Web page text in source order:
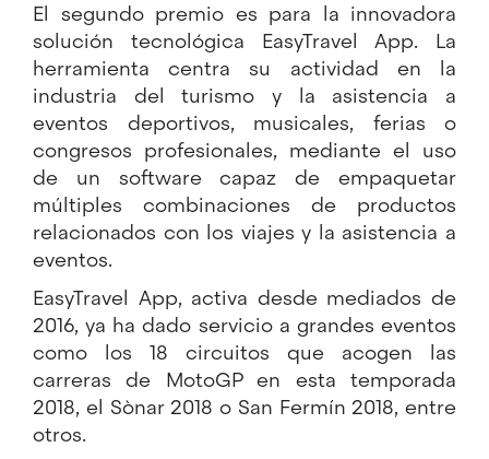
El segundo premio es para la innovadora
solución tecnológica EasyTravel App. La
herramienta centra su actividad en la
industria del turismo y la asistencia a
eventos deportivos, musicales, ferias o
congresos profesionales, mediante el uso
de un software capaz de empaquetar
múltiples combinaciones de productos
relacionados con los viajes y la asistencia a
eventos.
EasyTravel App, activa desde mediados de
2016, ya ha dado servicio a grandes eventos
como los 18 circuitos que acogen las
carreras de MotoGP en esta temporada
2018, el Sònar 2018 o San Fermín 2018, entre
otros.